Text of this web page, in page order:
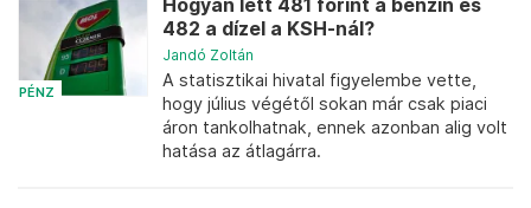
PÉNZ
Hogyan lett 481 forint a benzin és
482 a dízel a KSH-nál?
Jandó Zoltán
A statisztikai hivatal figyelembe vette,
hogy július végétől sokan már csak piaci
áron tankolhatnak, ennek azonban alig volt
hatása az átlagárra.